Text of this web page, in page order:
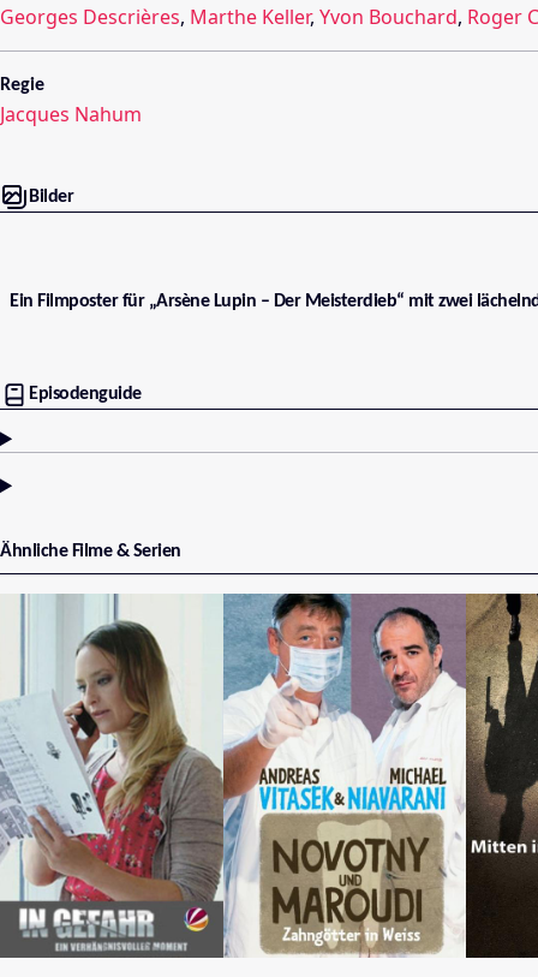
Georges Descrières, Marthe Keller, Yvon Bouchard, Roger
Regie
Jacques Nahum
Bilder
Ein Filmposter für „Arsène Lupin – Der Meisterdieb“ mit zwei
Episodenguide
Ähnliche Filme & Serien